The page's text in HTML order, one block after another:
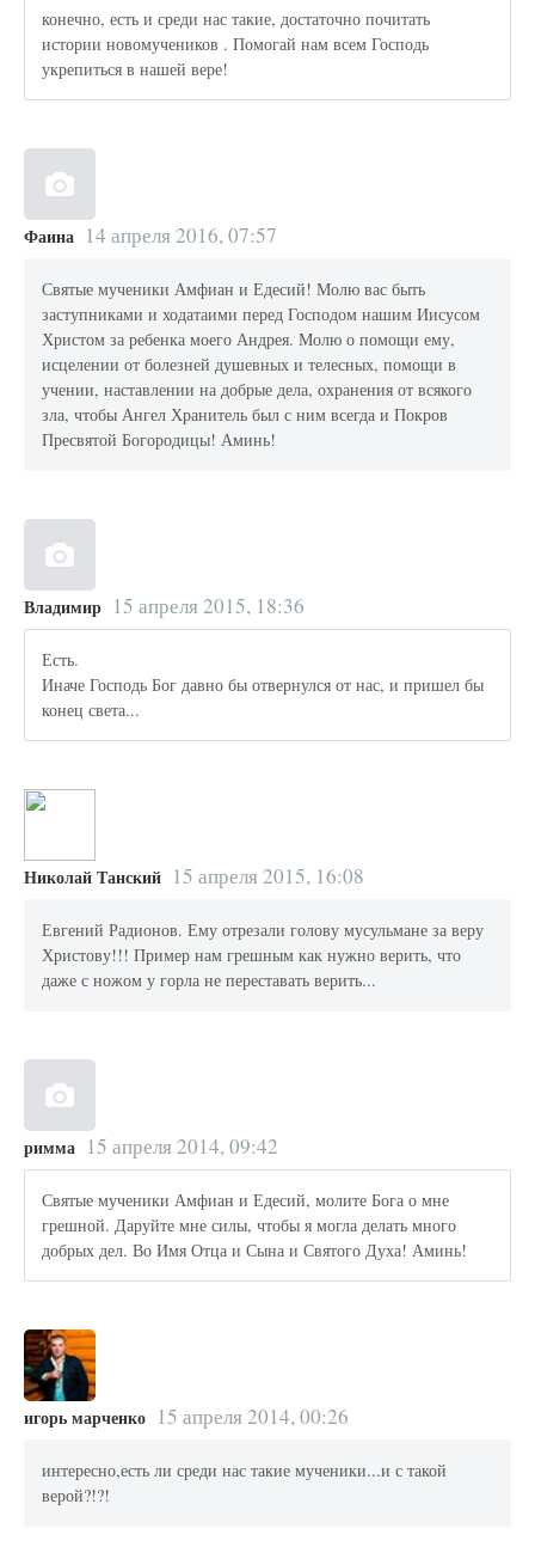
конечно, есть и среди нас такие, достаточно почитать
истории новомучеников . Помогай нам всем Господь
укрепиться в нашей вере!
Фаина 14 апреля 2016, 07:57
Святые мученики Амфиан и Едесий! Молю вас быть
заступниками и ходатаими перед Господом нашим Иисусом
Христом за ребенка моего Андрея. Молю о помощи ему,
исцелении от болезней душевных и телесных, помощи в
учении, наставлении на добрые дела, охранения от всякого
зла, чтобы Ангел Хранитель был с ним всегда и Покров
Пресвятой Богородицы! Аминь!
Владимир 15 апреля 2015, 18:36
Есть.
Иначе Господь Бог давно бы отвернулся от нас, и пришел бы
конец света...
Николай Танский 15 апреля 2015, 16:08
Евгений Радионов. Ему отрезали голову мусульмане за веру
Христову!!! Пример нам грешным как нужно верить, что
даже с ножом у горла не переставать верить...
римма 15 апреля 2014, 09:42
Святые мученики Амфиан и Едесий, молите Бога о мне
грешной. Даруйте мне силы, чтобы я могла делать много
добрых дел. Во Имя Отца и Сына и Святого Духа! Аминь!
игорь марченко 15 апреля 2014, 00:26
интересно,есть ли среди нас такие мученики...и с такой
верой?!?!